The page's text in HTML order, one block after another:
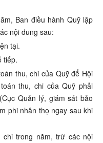
Ban điều hành Quỹ lập
nội dung sau:
tại.
tiếp.
thu, chi của Quỹ để Hội
thu, chi của Quỹ phải
Quản lý, giám sát bảo
phi nhân thọ ngay sau khi
trong năm, trừ các nội